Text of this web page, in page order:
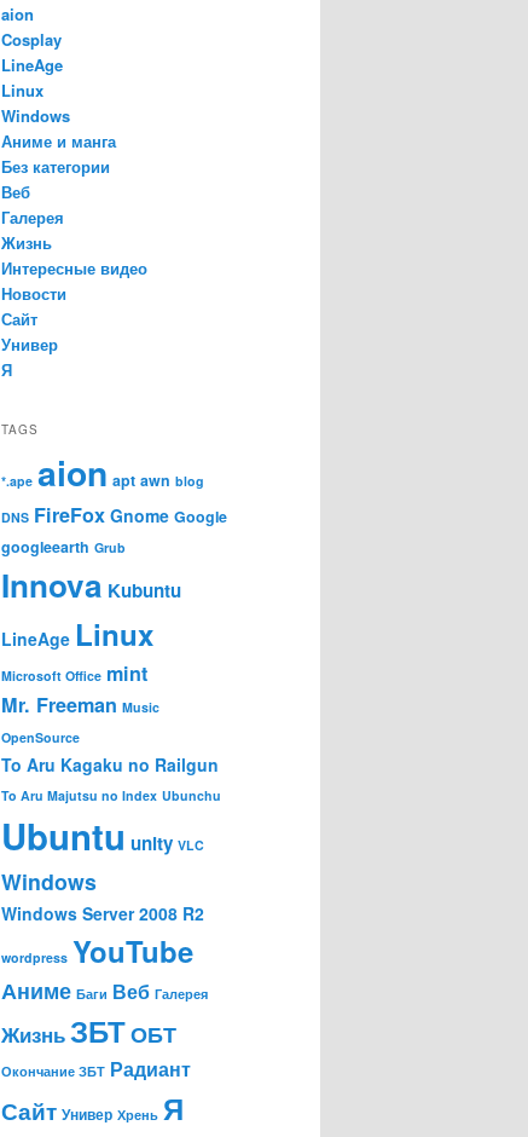
aion
Cosplay
LineAge
Linux
Windows
Аниме и манга
Без категории
Веб
Галерея
Жизнь
Интересные видео
Новости
Сайт
Универ
Я
TAGS
*.ape aion apt awn blog
DNS FireFox Gnome Google
googleearth Grub
Innova Kubuntu
LineAge Linux
Microsoft Office mint
Mr. Freeman Music
OpenSource
To Aru Kagaku no Railgun
To Aru Majutsu no Index Ubunchu
Ubuntu unity VLC
Windows
Windows Server 2008 R2
wordpress YouTube
Аниме Баги Веб Галерея
ЖизньЗБТОБТ
Окончание ЗБТ Радиант
Сайт Универ Хрень Я